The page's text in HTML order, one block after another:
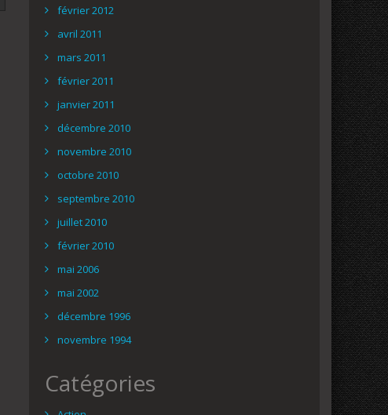
février 2012
avril 2011
mars 2011
février 2011
janvier 2011
décembre 2010
novembre 2010
octobre 2010
septembre 2010
juillet 2010
février 2010
mai 2006
mai 2002
décembre 1996
novembre 1994
Catégories